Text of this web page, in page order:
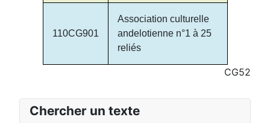
Chercher un texte
110CG901
Association culturelle
andelotienne n°1 à 25
reliés
CG52